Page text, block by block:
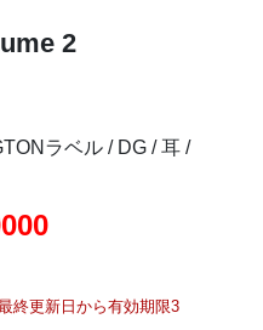
2
ラベル / DG / 耳 /
終更新日から有効期限3